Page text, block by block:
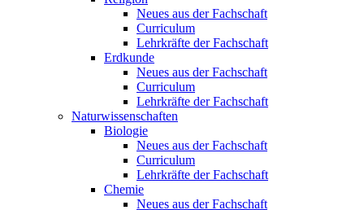
Neues aus der Fachschaft
Curriculum
Lehrkräfte der Fachschaft
Erdkunde
Neues aus der Fachschaft
Curriculum
Lehrkräfte der Fachschaft
Naturwissenschaften
Biologie
Neues aus der Fachschaft
Curriculum
Lehrkräfte der Fachschaft
Chemie
Neues aus der Fachschaft